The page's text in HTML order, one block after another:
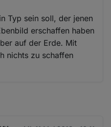
Typ sein soll, der jenen
erschaffen haben
auf der Erde. Mit
nichts zu schaffen